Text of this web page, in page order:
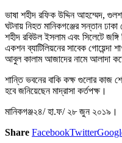
ভাষা শহীদ রফিক উদ্দিন আহম্মেদ,
ঘটনায় নিহত মানিকগঞ্জের সন্তান
শহীদ রবিউল ইসলাম এবং সিলেটে
একশন ব্যাটিলিয়নের সাবেক গোয়েন্দা
আবুল কালাম আজাদের নামে আলাদা
শান্তি ভবনের বাকি কক্ষ গুলোর কাজ
হবে জনিয়েছেন মাদ্রাসা কর্তপক্ষ।
মানিকগঞ্জ২৪/ হা.ফ/ ২৮ জুন ২০১৯।
Share FacebookTwitter